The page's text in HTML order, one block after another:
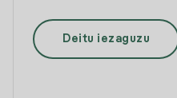
Deitu iezaguzu